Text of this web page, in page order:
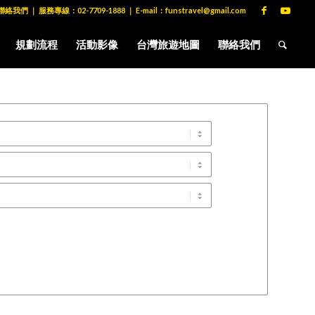
絡我們 ｜ 服務專線：02-7709-1888 ｜ E-mail：funstravel@gmail.com
規劃流程 活動影像 台灣旅遊地圖 聯絡我們